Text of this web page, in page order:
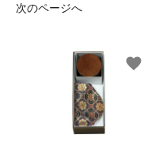
半装
仏具
次のページへ
favorite